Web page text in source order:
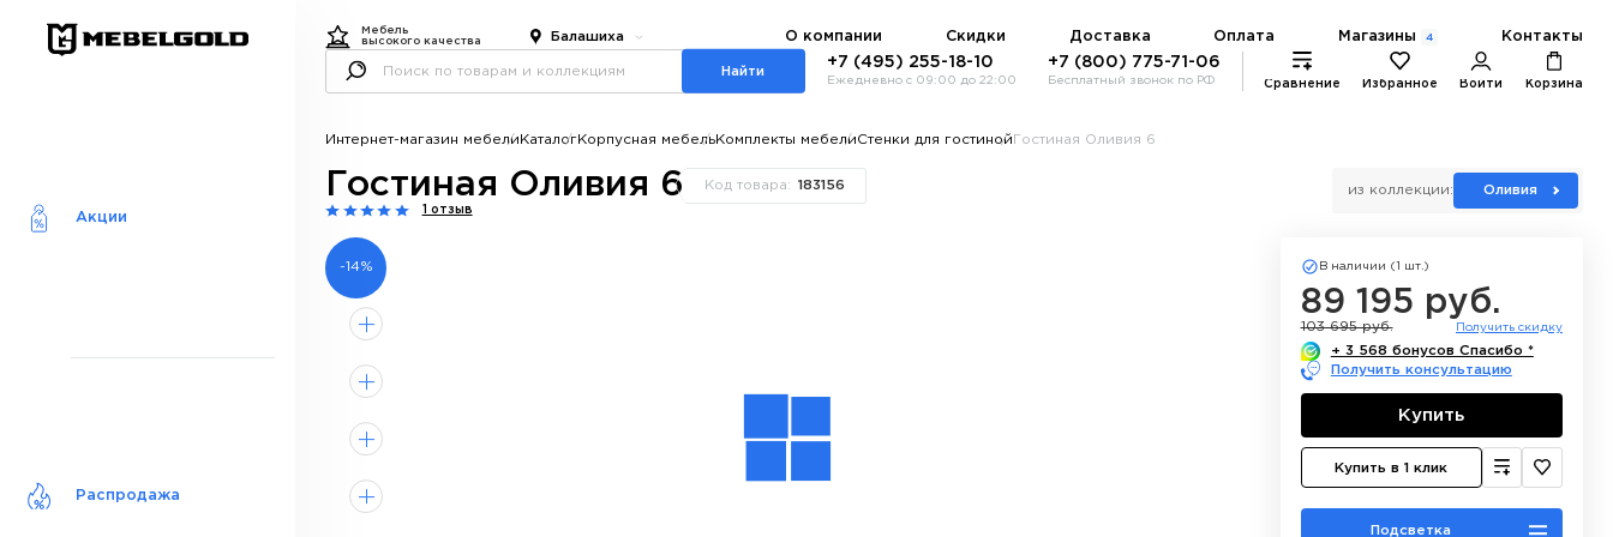
Акции
Распродажа
Мебель
высокого качества
Балашиха О компании Скидки Доставка Оплата Магазины 4 Контакты
Найти
+7 (495) 255-18-10
Ежедневно с 09:00 до 22:00
+7 (800) 775-71-06
Бесплатный звонок по РФ Сравнение Избранное Войти Корзина
Интернет-магазин мебели КаталогКорпусная мебельКомплекты мебелиСтенки для гостиной Гостиная Оливия 6
Гостиная Оливия 6 Код товара: 183156
1 отзыв
из коллекции: Оливия
-14% В наличии (1 шт.)
89 195 руб.
103 695 руб. Получить скидку
+ 3 568 бонусов Спасибо *
Получить консультацию
Купить
Купить в 1 клик
Подсветка